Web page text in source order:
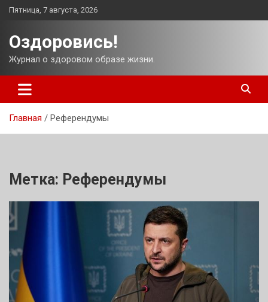
Перейти
Пятница, 7 августа, 2026
Оздоровись!
Журнал о здоровом образе жизни.
Главная Референдумы
Метка: Референдумы